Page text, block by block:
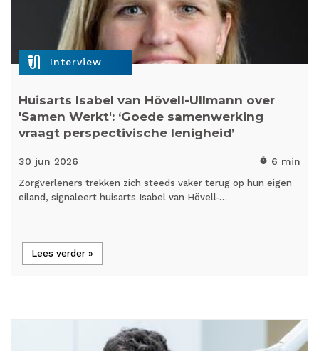
mic_external_on Interview
Huisarts Isabel van Hövell-Ullmann over
'Samen Werkt': ‘Goede samenwerking
vraagt perspectivische lenigheid’
30 jun 2026 timer 6 min
Zorgverleners trekken zich steeds vaker terug op hun eigen
eiland, signaleert huisarts Isabel van Hövell-…
Lees verder »